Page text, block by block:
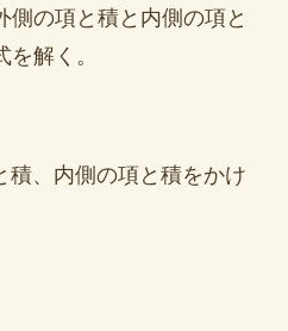
側の項と積と内側の項と
解く。
、内側の項と積をかけ